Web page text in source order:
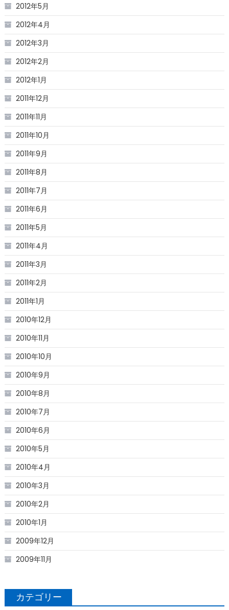
2012年5月
2012年4月
2012年3月
2012年2月
2012年1月
2011年12月
2011年11月
2011年10月
2011年9月
2011年8月
2011年7月
2011年6月
2011年5月
2011年4月
2011年3月
2011年2月
2011年1月
2010年12月
2010年11月
2010年10月
2010年9月
2010年8月
2010年7月
2010年6月
2010年5月
2010年4月
2010年3月
2010年2月
2010年1月
2009年12月
2009年11月
カテゴリー